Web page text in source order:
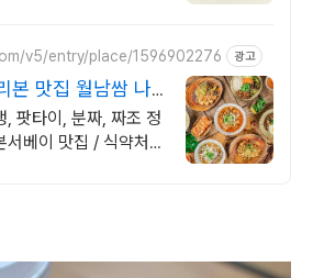
v5/entry/place/1596902276 광고
본 맛집 월남쌈 나
, 팟타이, 분짜, 짜조 정